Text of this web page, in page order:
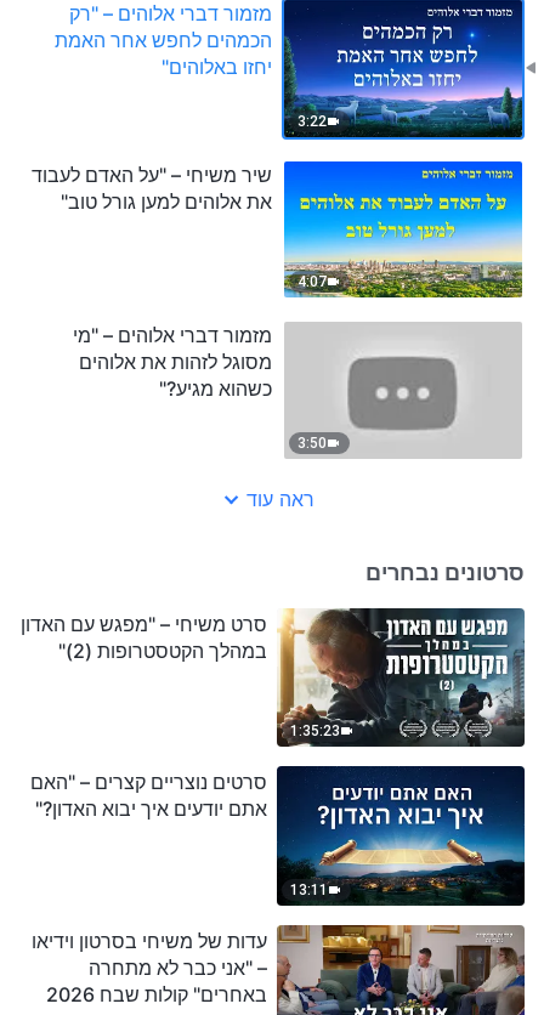
3:22
מזמור דברי אלוהים – "רק
הכמהים לחפש אחר האמת
יחזו באלוהים"
4:07
שיר משיחי – "על האדם לעבוד
את אלוהים למען גורל טוב"
3:50
מזמור דברי אלוהים – "מי
מסוגל לזהות את אלוהים
כשהוא מגיע?"
ראה עוד
סרטונים נבחרים
1:35:23
סרט משיחי – "מפגש עם האדון
במהלך הקטסטרופות (2)"
13:11
סרטים נוצריים קצרים – "האם
אתם יודעים איך יבוא האדון?"
עדות של משיחי בסרטון וידיאו
– "אני כבר לא מתחרה
באחרים" קולות שבח 2026